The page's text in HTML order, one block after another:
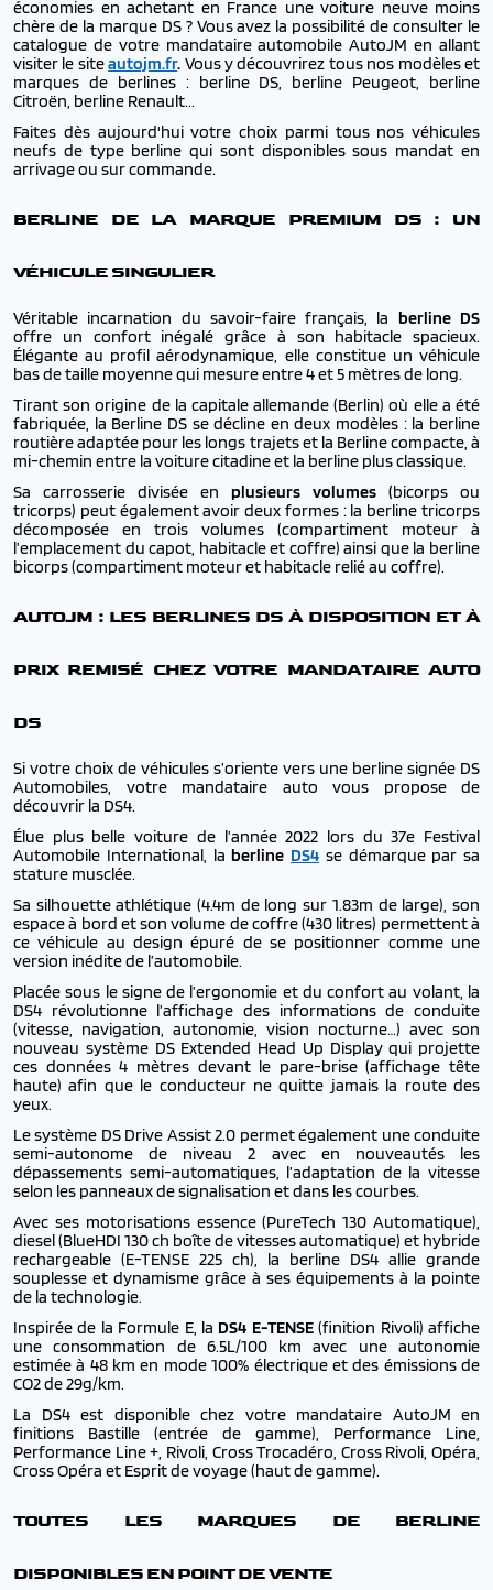
économies en achetant en France une voiture neuve moins
chère de la marque DS ? Vous avez la possibilité de consulter le
catalogue de votre mandataire automobile AutoJM en allant
visiter le siteautojm.fr. Vous y découvrirez tous nos modèles et
marques de berlines : berline DS, berline Peugeot, berline
Citroën, berline Renault...
Faites dès aujourd'hui votre choix parmi tous nos véhicules
neufs de type berline qui sont disponibles sous mandat en
arrivage ou sur commande.
BERLINE DE LA MARQUE PREMIUM DS : UN
VÉHICULE SINGULIER
Véritable incarnation du savoir-faire français, la berline DS
offre un confort inégalé grâce à son habitacle spacieux.
Élégante au profil aérodynamique, elle constitue un véhicule
bas de taille moyenne qui mesure entre 4 et 5 mètres de long.
Tirant son origine de la capitale allemande (Berlin) où elle a été
fabriquée, la Berline DS se décline en deux modèles : la berline
routière adaptée pour les longs trajets et la Berline compacte, à
mi-chemin entre la voiture citadine et la berline plus classique.
Sa carrosserie divisée en plusieurs volumes (bicorps ou
tricorps) peut également avoir deux formes : la berline tricorps
décomposée en trois volumes (compartiment moteur à
l’emplacement du capot, habitacle et coffre) ainsi que la berline
bicorps (compartiment moteur et habitacle relié au coffre).
AUTOJM : LES BERLINES DS À DISPOSITION ET À
PRIX REMISÉ CHEZ VOTRE MANDATAIRE AUTO
DS
Si votre choix de véhicules s’oriente vers une berline signée DS
Automobiles, votre mandataire auto vous propose de
découvrir la DS4.
Élue plus belle voiture de l’année 2022 lors du 37e Festival
Automobile International, laberline DS4 se démarque par sa
stature musclée.
Sa silhouette athlétique (4.4m de long sur 1.83m de large), son
espace à bord et son volume de coffre (430 litres) permettent à
ce véhicule au design épuré de se positionner comme une
version inédite de l’automobile.
Placée sous le signe de l’ergonomie et du confort au volant, la
DS4 révolutionne l’affichage des informations de conduite
(vitesse, navigation, autonomie, vision nocturne…) avec son
nouveau système DS Extended Head Up Display qui projette
ces données 4 mètres devant le pare-brise (affichage tête
haute) afin que le conducteur ne quitte jamais la route des
yeux.
Le système DS Drive Assist 2.0 permet également une conduite
semi-autonome de niveau 2 avec en nouveautés les
dépassements semi-automatiques, l’adaptation de la vitesse
selon les panneaux de signalisation et dans les courbes.
Avec ses motorisations essence (PureTech 130 Automatique),
diesel (BlueHDI 130 ch boîte de vitesses automatique) et hybride
rechargeable (E-TENSE 225 ch), la berline DS4 allie grande
souplesse et dynamisme grâce à ses équipements à la pointe
de la technologie.
Inspirée de la Formule E, la DS4 E-TENSE(finition Rivoli) affiche
une consommation de 6.5L/100 km avec une autonomie
estimée à 48 km en mode 100% électrique et des émissions de
CO2 de 29g/km.
La DS4 est disponible chez votre mandataire AutoJM en
finitions Bastille (entrée de gamme), Performance Line,
Performance Line +, Rivoli, Cross Trocadéro, Cross Rivoli, Opéra,
Cross Opéra et Esprit de voyage (haut de gamme).
TOUTES LES MARQUES DE BERLINE
DISPONIBLES EN POINT DE VENTE